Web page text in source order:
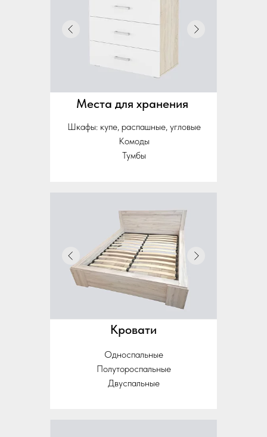
Места для хранения
Шкафы: купе, распашные, угловые
Комоды
Тумбы
Кровати
Односпальные
Полутороспальные
Двуспальные